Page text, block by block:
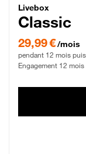
Livebox
Livebox
Classic
29,99 € par mois
29,99 €/mois
pendant 12 mois puis
Engagement 12 mois